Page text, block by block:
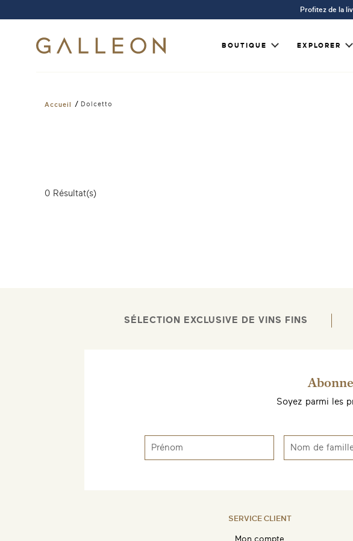
Profitez de la
BOUTIQUE EXPLORER
Accueil / Dolcetto
0 Résultat(s)
SÉLECTION EXCLUSIVE DE VINS FINS
Soyez parmi les
SERVICE CLIENT
Mon compte